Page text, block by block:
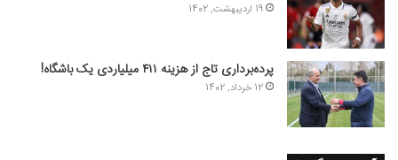
19 اردیبهشت, 1402
پرده‌برداری تاج از هزینه ۴۱۱ میلیاردی یک باشگاه!
12 خرداد, 1402